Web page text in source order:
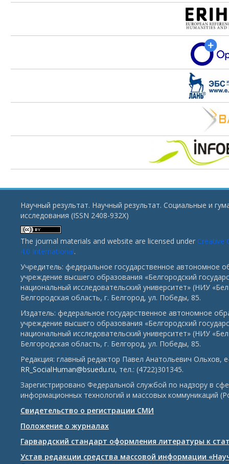
Научный результат. Научный результат. Социальные и
исследования (ISSN 2408-932X)
The journal materials and website are licensed under Creative
4.0 International.
Учредитель: федеральное государственное автономное
учреждение высшего образования «Белгородский
национальный исследовательский университет» (НИУ
Белгородская область, г. Белгород, ул. Победы, 85.
Издатель: федеральное государственное автономное
учреждение высшего образования «Белгородский
национальный исследовательский университет» (НИУ
Белгородская область, г. Белгород, ул. Победы, 85.
Редакция: главный редактор Павел Анатольевич Ольхов,
RR_SocialHuman@bsuedu.ru, тел.: (4722)301345.
Зарегистрировано Федеральной службой по надзору в
информационных технологий и массовых коммуникаций
Свидетельство о регистрации СМИ
Положение о журналах
Гарвардский стандарт оформления литературы к
Устав редакции средства массовой информации